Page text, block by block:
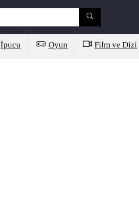
İpucu Oyun Film ve Dizi